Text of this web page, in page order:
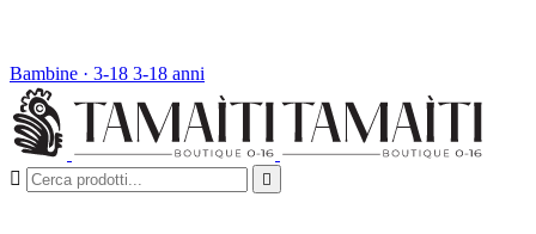
Bambine · 3-18 3-18 anni
 